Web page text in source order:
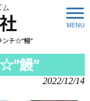
MENU
ンチ☆”鰻”
鰻”
2022/12/14